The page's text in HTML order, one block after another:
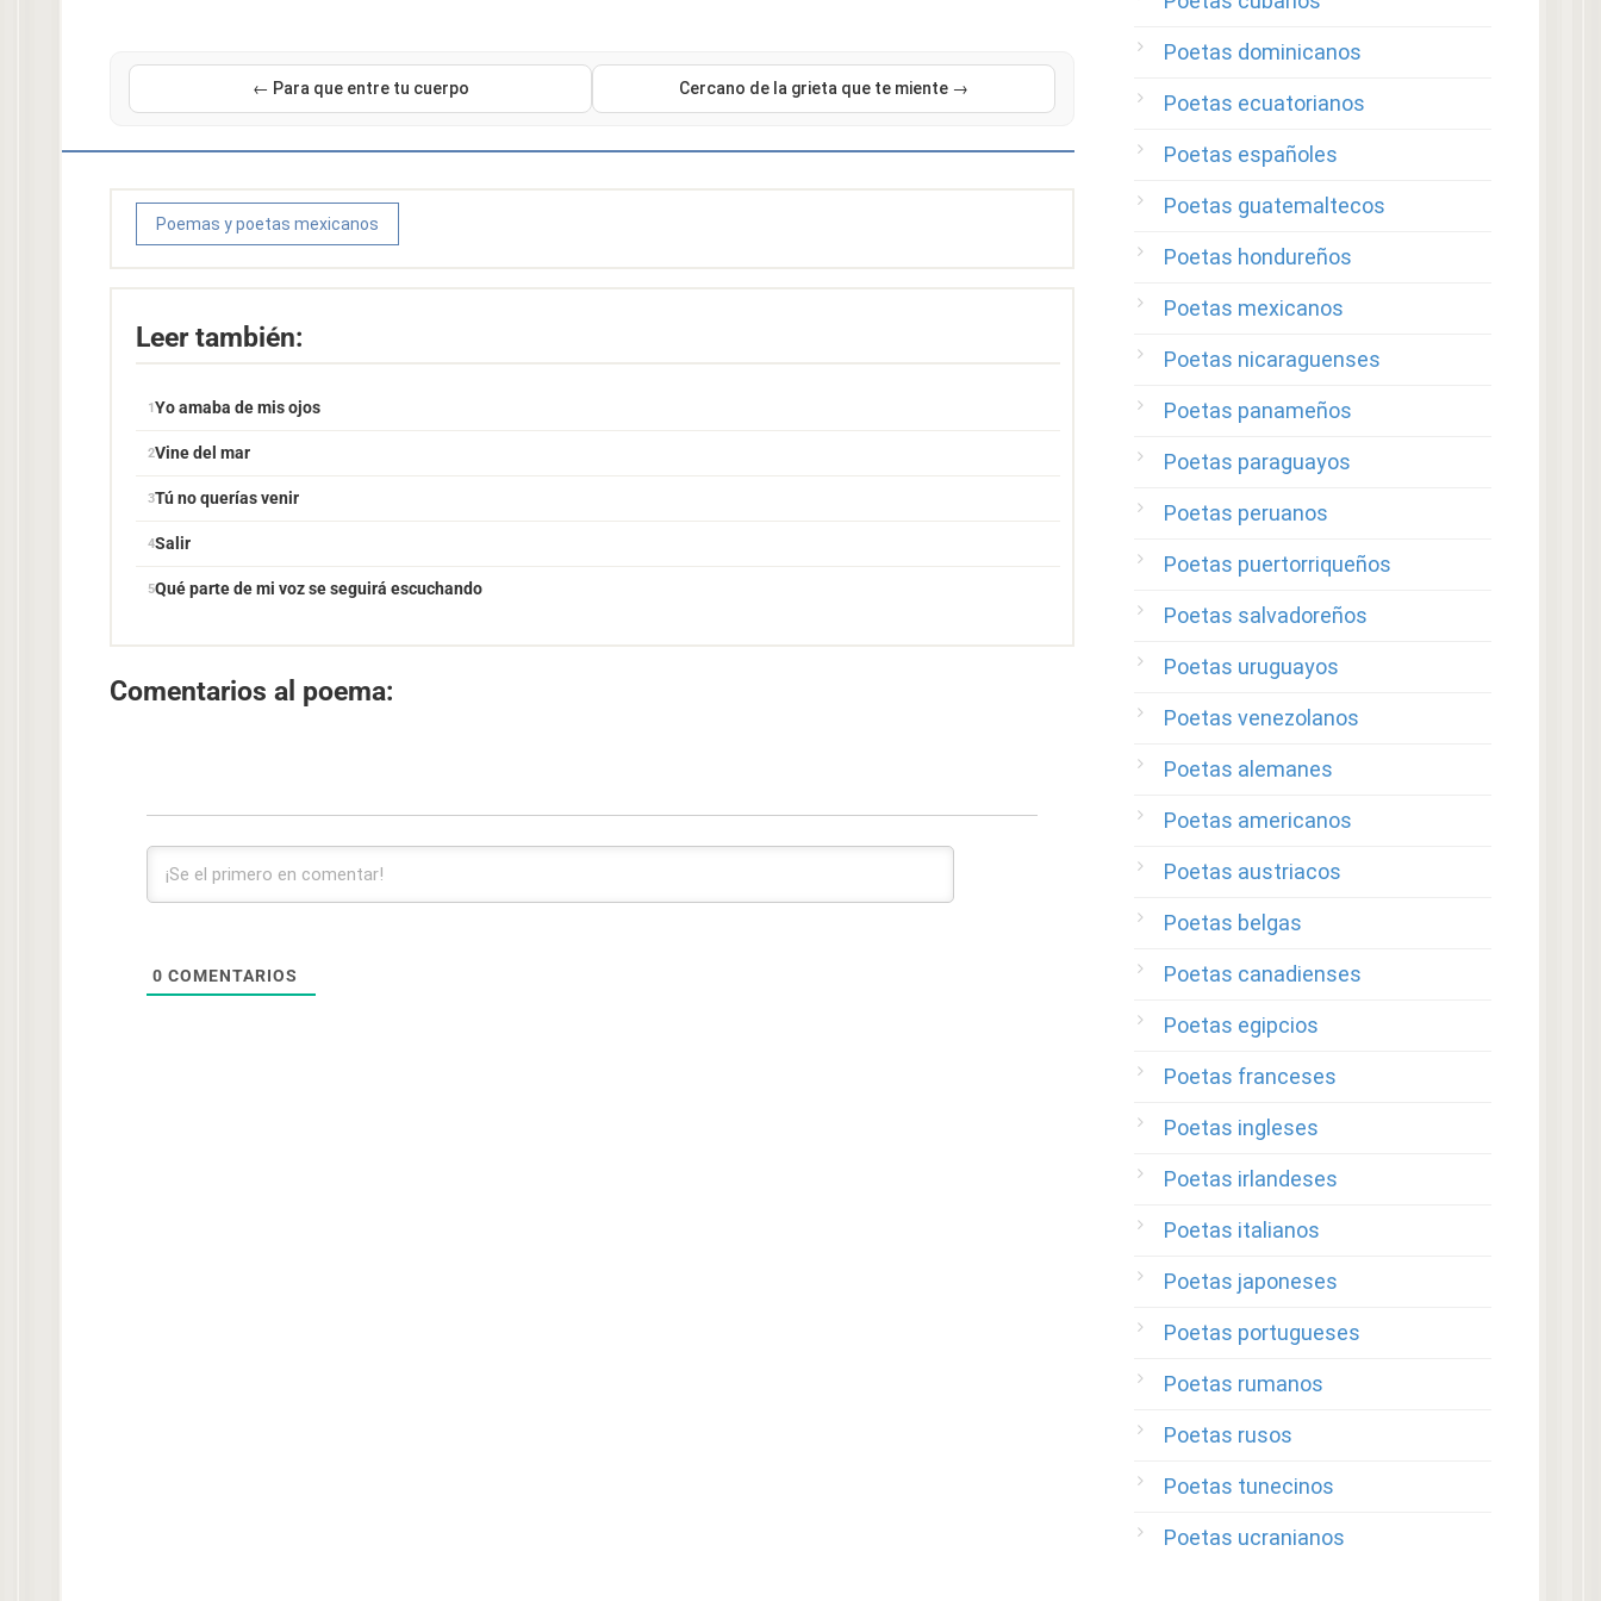
← Para que entre tu cuerpo Cercano de la grieta que te miente →
Poemas y poetas mexicanos
Leer también:
Yo amaba de mis ojos
Vine del mar
Tú no querías venir
Salir
Qué parte de mi voz se seguirá escuchando
Comentarios al poema:
0 COMENTARIOS
Poetas dominicanos
Poetas ecuatorianos
Poetas españoles
Poetas guatemaltecos
Poetas hondureños
Poetas mexicanos
Poetas nicaraguenses
Poetas panameños
Poetas paraguayos
Poetas peruanos
Poetas puertorriqueños
Poetas salvadoreños
Poetas uruguayos
Poetas venezolanos
Poetas alemanes
Poetas americanos
Poetas austriacos
Poetas belgas
Poetas canadienses
Poetas egipcios
Poetas franceses
Poetas ingleses
Poetas irlandeses
Poetas italianos
Poetas japoneses
Poetas portugueses
Poetas rumanos
Poetas rusos
Poetas tunecinos
Poetas ucranianos